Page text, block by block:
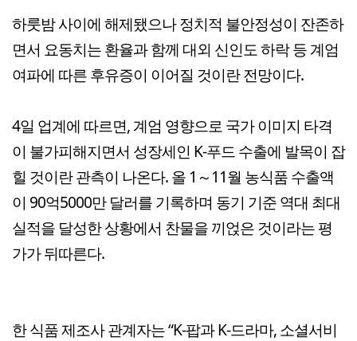
하룻밤 사이에 해제됐으나 정치적 불안정성이 잔존하
면서 요동치는 환율과 함께 대외 신인도 하락 등 계엄
여파에 따른 후유증이 이어질 것이란 전망이다.
4일 업계에 따르면, 계엄 영향으로 국가 이미지 타격
이 불가피해지면서 성장세인 K-푸드 수출에 발목이 잡
힐 것이란 관측이 나온다. 올 1～11월 농식품 수출액
이 90억5000만 달러를 기록하며 동기 기준 역대 최대
실적을 달성한 상황에서 찬물을 끼얹은 것이라는 평
가가 뒤따른다.
한 식품 제조사 관계자는 “K-팝과 K-드라마, 소셜서비